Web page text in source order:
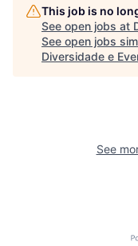
This job is no
See open jobs at
See open jobs
Diversidade e
See